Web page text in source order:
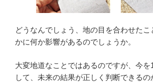
どうなんでしょう、地の目を合わせたこ
かに何か影響があるのでしょうか。
大変地道なことではあるのですが、今を
して、未来の結果が正しく判断できる